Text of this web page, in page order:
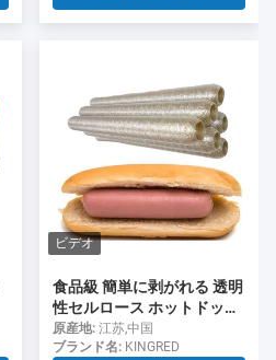
ビデオ
食品級 簡単に剥がれる 透明
性セルロース ホットドッグ
用のソーセージ
原産地: 江苏,中国
ブランド名: KINGRED